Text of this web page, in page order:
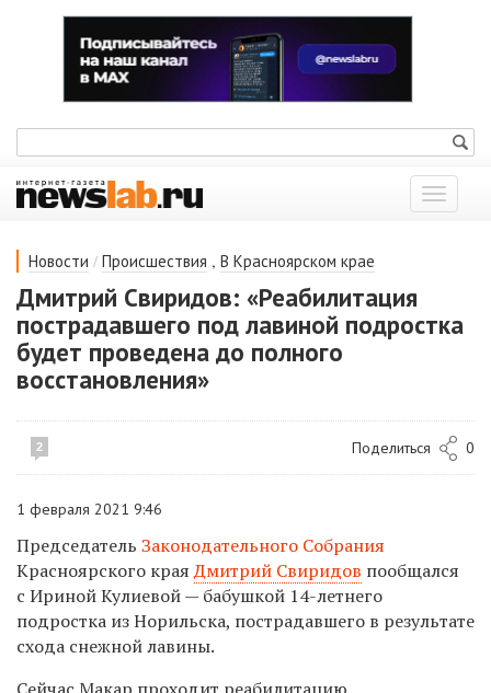
Показать
меню
Новости / Происшествия , В Красноярском крае
Дмитрий Свиридов: «Реабилитация
пострадавшего под лавиной подростка
будет проведена до полного
восстановления»
2 Поделиться 0
1 февраля 2021 9:46
Председатель Законодательного Собрания
Красноярского краяДмитрий Свиридов пообщался
с Ириной Кулиевой — бабушкой 14-летнего
подростка из Норильска, пострадавшего в результате
схода снежной лавины.
Сейчас Макар проходит реабилитацию